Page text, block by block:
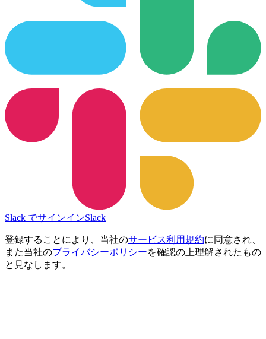
Slack でサインインSlack
登録することにより、当社のサービス利用規約に同意され、
また当社のプライバシーポリシーを確認の上理解されたもの
と見なします。